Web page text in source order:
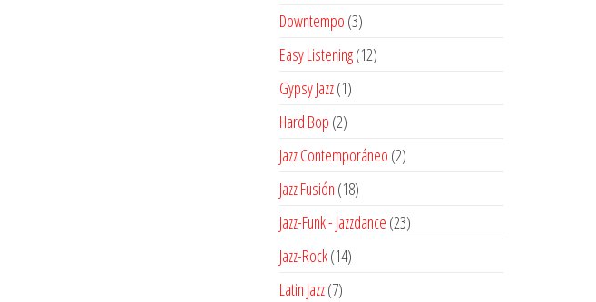
productos
Downtempo 33
productos
Easy Listening 1212
Gypsy Jazz 11
Hard Bop 22
productos
Jazz Contemporáneo 22
Jazz Fusión 1818
productos
Jazz-Funk - Jazzdance 2323
Jazz-Rock 1414
Latin Jazz 77